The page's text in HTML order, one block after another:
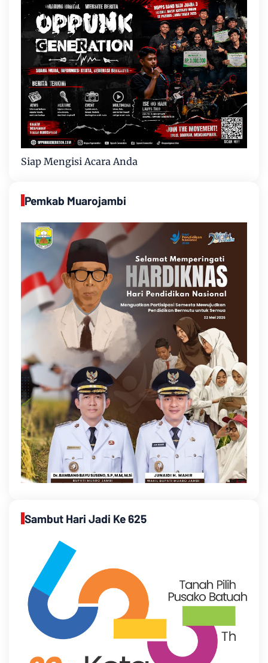
Siap Mengisi Acara Anda
Pemkab Muarojambi
Sambut Hari Jadi Ke 625